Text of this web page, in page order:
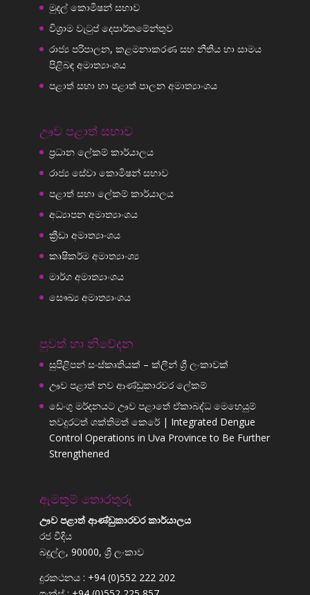
මුදල් කොමිෂන් සභාව
විශ්‍රාම වැටුප් දෙපාර්තමේන්තුව
රාජ්‍ය පරිපාලන, කළමනාකරණ සහ නීතිය හා සාමය
පිළිබඳ අමාත්‍යාංශය
පළාත් සභා හා පළාත් පාලන අමාත්‍යාංශය
ඌව පළාත් සභාව
ප්‍රධාන ලේකම් කාර්යාලය
රාජ්‍ය සේවා කොමිෂන් සභාව
පළාත් සභා ලේකම් කාර්යාලය
අධ්‍යාපන අමාත්‍යාංශය
ක්‍රීඩා අමාත්‍යාංශය
කෘෂිකර්ම අමාත්‍යාංශ්‍ය
මාර්ග අමාත්‍යාංශය
සෞඛ්‍ය අමාත්‍යාංශය
පුවත් හා නිවේදන
සුපිළිපන් සංස්කෘතියක් – ක්ලීන් ශ්‍රී ලංකාවක්
ඌව පළාත් නව ආණ්ඩුකාරවර ලේකම්
ඩෙංගු මර්දනයට ඌව පළාතේ ඒකාබද්ධ මෙහෙයුම්
තවදුරටත් ශක්තිමත් කෙරේ | Integrated Dengue
Control Operations in Uva Province to Be Further
Strengthened
ඇමතුම් තොරතුරු
ඌව පළාත් ආණ්ඩුකාරවර කාර්යාලය
රජ වීදිය
බදුල්ල, 90000, ශ්‍රී ලංකාව
දුරකථනය : +94 (0)552 222 202